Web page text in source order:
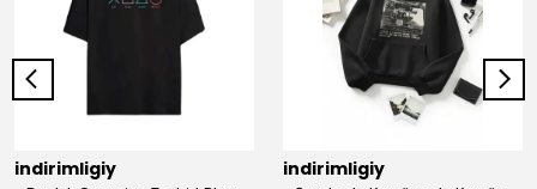
indirimligiy indirimligiy